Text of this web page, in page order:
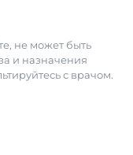
не может быть
и назначения
с врачом.